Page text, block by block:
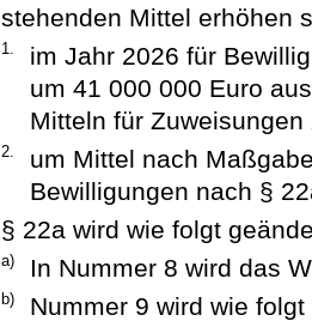
stehenden Mittel erhöhen
1.
im Jahr 2026 für
um 41 000 000 Euro
Mitteln für
2.
um Mittel nach
Bewilligungen nach §
§ 22a wird wie folgt
a) In Nummer 8 wird das
b) Nummer 9 wird wie